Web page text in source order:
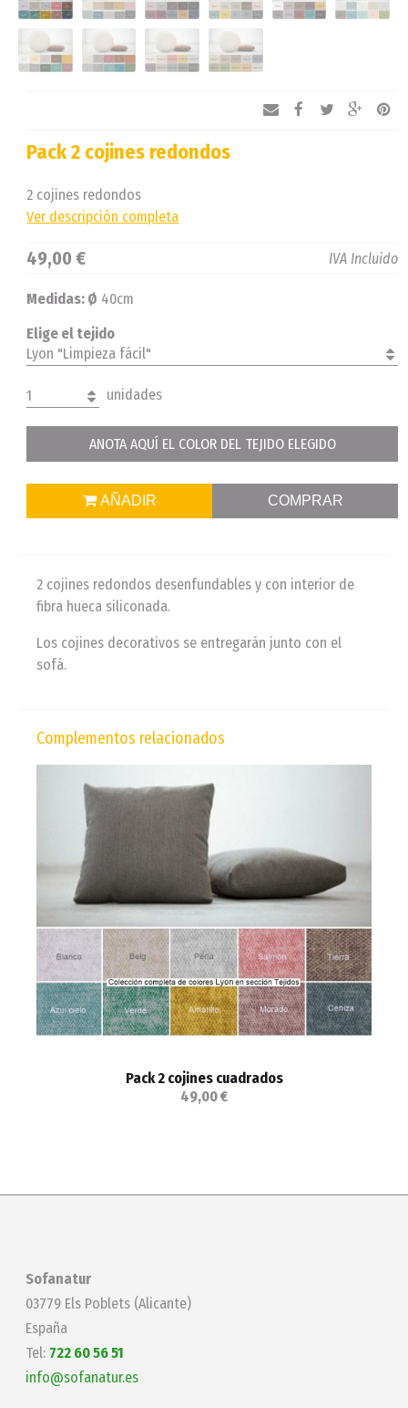
Pack 2 cojines redondos
2 cojines redondos
Ver descripción completa
49,00 € IVA Incluido
Medidas: Ø 40cm
Elige el tejido
Lyon "Limpieza fácil"
1 unidades
ANOTA AQUÍ EL COLOR DEL TEJIDO ELEGIDO
AÑADIR COMPRAR
2 cojines redondos desenfundables y con interior de
fibra hueca siliconada.
Los cojines decorativos se entregarán junto con el
sofá.
Complementos relacionados
Pack 2 cojines cuadrados
49,00 €
Sofanatur
03779 Els Poblets (Alicante)
España
Tel: 722 60 56 51
info@sofanatur.es